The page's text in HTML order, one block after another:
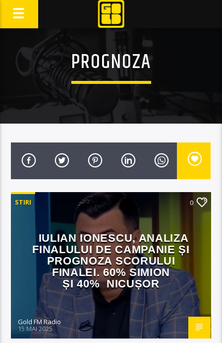
PROGNOZA
STIRI 0
IULIAN IONESCU, ANALIZA
FINALULUI DE CAMPANIE ȘI
PROGNOZA SCORULUI
FINALEI. 60% SIMION
ȘI 40% NICUȘOR
Gold FM Radio
15 MAI 2025